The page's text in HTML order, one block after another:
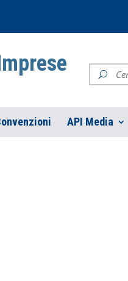
API Media